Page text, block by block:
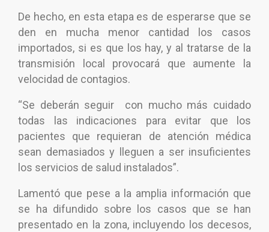
De hecho, en esta etapa es de esperarse que se
den en mucha menor cantidad los casos
importados, si es que los hay, y al tratarse de la
transmisión local provocará que aumente la
velocidad de contagios.
“Se deberán seguir con mucho más cuidado
todas las indicaciones para evitar que los
pacientes que requieran de atención médica
sean demasiados y lleguen a ser insuficientes
los servicios de salud instalados”.
Lamentó que pese a la amplia información que
se ha difundido sobre los casos que se han
presentado en la zona, incluyendo los decesos,